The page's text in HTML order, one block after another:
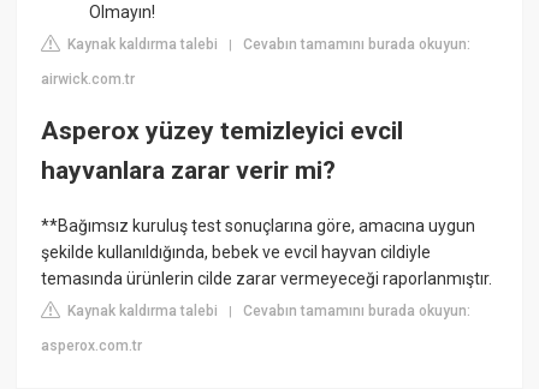
Olmayın!
Kaynak kaldırma talebi |Cevabın tamamını burada okuyun:
airwick.com.tr
Asperox yüzey temizleyici evcil
hayvanlara zarar verir mi?
**Bağımsız kuruluş test sonuçlarına göre, amacına uygun
şekilde kullanıldığında, bebek ve evcil hayvan cildiyle
temasında ürünlerin cilde zarar vermeyeceği raporlanmıştır.
Kaynak kaldırma talebi |Cevabın tamamını burada okuyun:
asperox.com.tr